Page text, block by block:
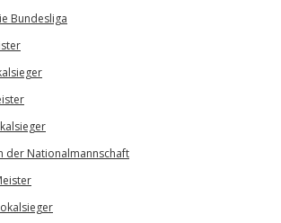
Bundesliga
der Nationalmannschaft